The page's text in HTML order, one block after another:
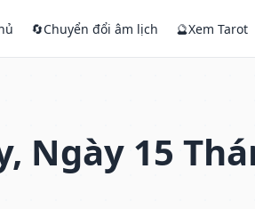
🔄Chuyển đổi âm lịch 🔮Xem Tarot
Ngày 15